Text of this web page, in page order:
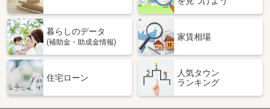
暮らしのデータ
(補助金・助成金情報)
家賃相場
住宅ローン
人気タウン
ランキング